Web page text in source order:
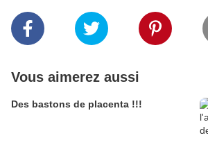
Vous aimerez aussi
Des bastons de placenta !!!